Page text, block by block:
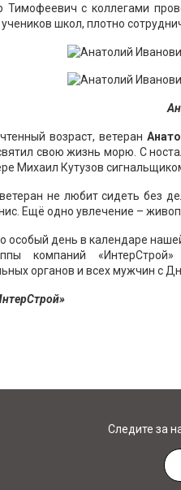
Тимофеевич с коллегами
учеников школ, плотно
возраст, ветеран
свою жизнь морю. С
Михаил Кутузов
не любит сидеть без
Ещё одно увлечение –
особый день в календаре
компаний
органов и всех мужчин с
Следите за